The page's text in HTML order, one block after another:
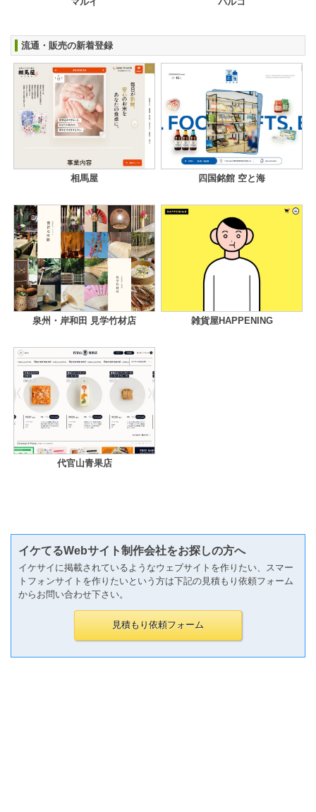
流通・販売の新着登録
相馬屋 四国銘館 空と海
泉州・岸和田 見学竹材店 雑貨屋HAPPENING
代官山青果店
イケてるWebサイト制作会社をお探しの方へ
イケサイに掲載されているようなウェブサイトを作りたい、スマー
トフォンサイトを作りたいという方は下記の見積もり依頼フォーム
からお問い合わせ下さい。